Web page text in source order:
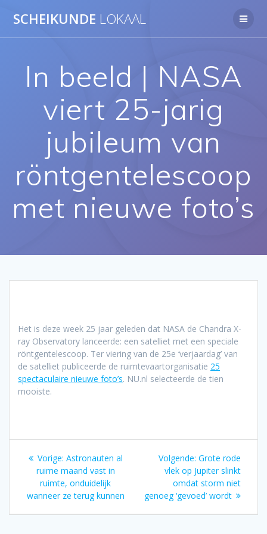
naar
SCHEIKUNDE LOKAAL
In beeld | NASA
viert 25-jarig
jubileum van
röntgentelescoop
met nieuwe foto’s
Het is deze week 25 jaar geleden dat NASA de Chandra X-
ray Observatory lanceerde: een satelliet met een speciale
röntgentelescoop. Ter viering van de 25e ‘verjaardag’ van
de satelliet publiceerde de ruimtevaartorganisatie 25
spectaculaire nieuwe foto’s. NU.nl selecteerde de tien
mooiste.
Bericht
navigatie
Vorige: Vorig
bericht:
Astronauten al
ruime maand vast in
ruimte, onduidelijk
wanneer ze terug kunnen
Volgende: Volgend
bericht:
Grote rode
vlek op Jupiter slinkt
omdat storm niet
genoeg ‘gevoed’ wordt